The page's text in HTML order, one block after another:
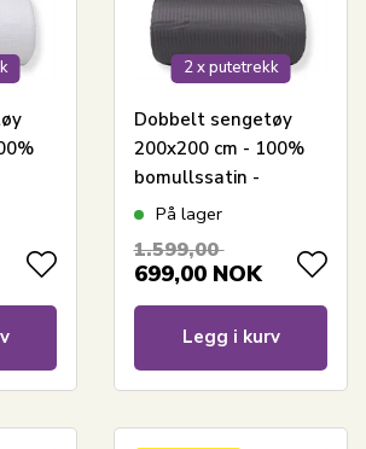
2 x putetrekk
Dobbelt sengetøy
200x200 cm - 100%
bomullssatin -
Klassiske mørkegrå
På lager
1.599,00
699,00 NOK
Legg i kurv